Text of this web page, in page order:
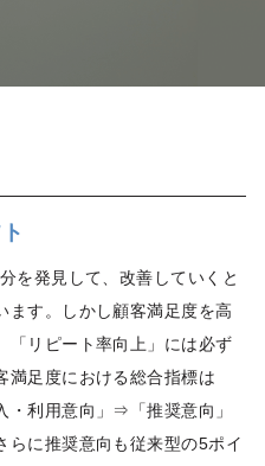
を発見して、改善していくと
ます。しかし顧客満足度を高
「リピート率向上」には必ず
満足度における総合指標は
・利用意向」⇒「推奨意向」
らに推奨意向も従来型の5ポイ